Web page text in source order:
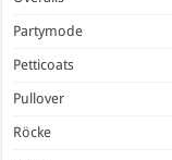
Partymode
Petticoats
Pullover
Röcke